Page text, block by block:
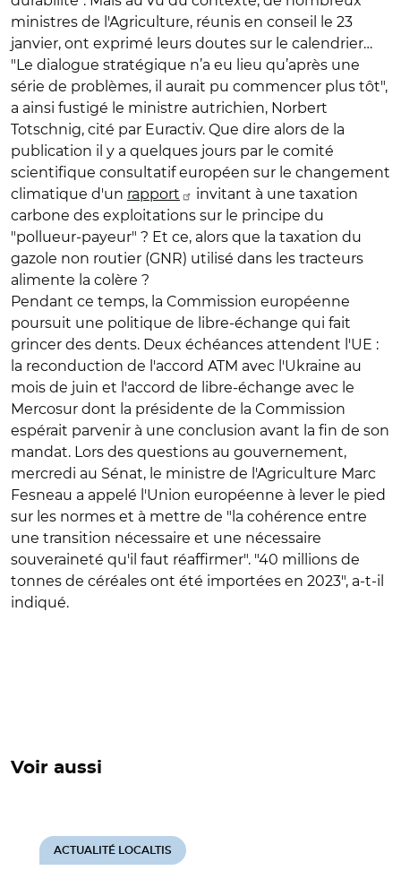
ministres de l'Agriculture, réunis en conseil le 23
janvier, ont exprimé leurs doutes sur le calendrier…
"Le dialogue stratégique n’a eu lieu qu’après une
série de problèmes, il aurait pu commencer plus tôt",
a ainsi fustigé le ministre autrichien, Norbert
Totschnig, cité par Euractiv. Que dire alors de la
publication il y a quelques jours par le comité
scientifique consultatif européen sur le changement
climatique d'un rapport
invitant à une taxation
carbone des exploitations sur le principe du
"pollueur-payeur" ? Et ce, alors que la taxation du
gazole non routier (GNR) utilisé dans les tracteurs
alimente la colère ?
Pendant ce temps, la Commission européenne
poursuit une politique de libre-échange qui fait
grincer des dents. Deux échéances attendent l'UE :
la reconduction de l'accord ATM avec l'Ukraine au
mois de juin et l'accord de libre-échange avec le
Mercosur dont la présidente de la Commission
espérait parvenir à une conclusion avant la fin de son
mandat. Lors des questions au gouvernement,
mercredi au Sénat, le ministre de l'Agriculture Marc
Fesneau a appelé l'Union européenne à lever le pied
sur les normes et à mettre de "la cohérence entre
une transition nécessaire et une nécessaire
souveraineté qu'il faut réaffirmer". "40 millions de
tonnes de céréales ont été importées en 2023", a-t-il
indiqué.
Voir aussi
ACTUALITÉ LOCALTIS